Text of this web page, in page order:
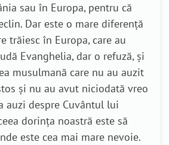
sau în Europa, pentru că
Dar este o mare diferență
trăiesc în Europa, care au
Evanghelia, dar o refuză, și
musulmană care nu au auzit
și nu au avut niciodată vreo
auzi despre Cuvântul lui
dorința noastră este să
este cea mai mare nevoie.